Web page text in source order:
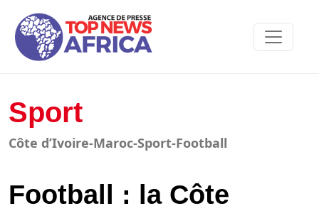
Sport
Côte d’Ivoire-Maroc-Sport-Football
Football : la Côte